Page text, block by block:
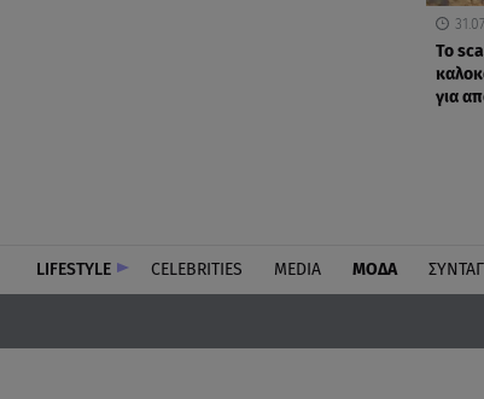
Το
για
LIFESTYLE CELEBRITIES MEDIA ΜΟΔΑ